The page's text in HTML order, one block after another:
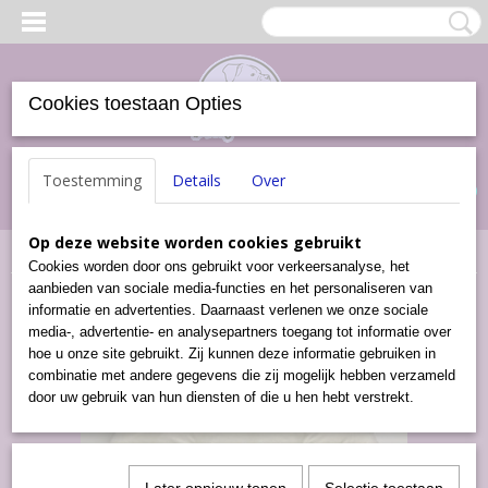
Inloggen Registreren
(0)
Home >Kussens>Ligbedden >Ligbed Gebroken wit
Cookies toestaan Opties
Toestemming Details Over
Op deze website worden cookies gebruikt
Cookies worden door ons gebruikt voor verkeersanalyse, het
aanbieden van sociale media-functies en het personaliseren van
informatie en advertenties. Daarnaast verlenen we onze sociale
media-, advertentie- en analysepartners toegang tot informatie over
hoe u onze site gebruikt. Zij kunnen deze informatie gebruiken in
combinatie met andere gegevens die zij mogelijk hebben verzameld
door uw gebruik van hun diensten of die u hen hebt verstrekt.